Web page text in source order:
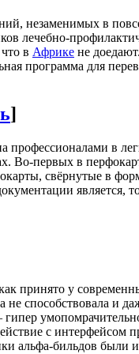
незаменимых в
лечебно-
в Африке не
программа для
]
профессионалами в
Во-первых в
свёрнутые в
является,
принято у
способствовала и
с интерфейсом
альфа-бильдов были